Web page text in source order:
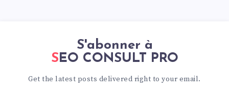
S'abonner à
SEO CONSULT PRO
Get the latest posts delivered right to your email.